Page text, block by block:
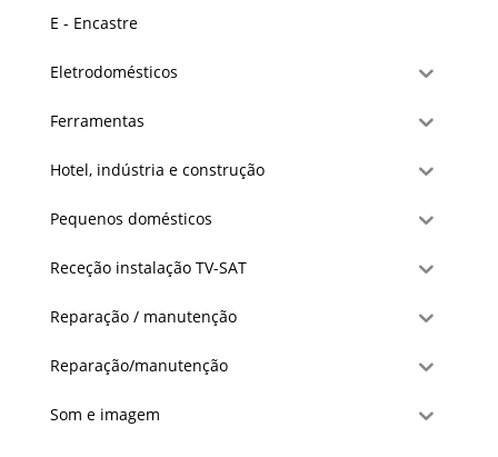
E - Encastre
Eletrodomésticos
Ferramentas
Hotel, indústria e construção
Pequenos domésticos
Receção instalação TV-SAT
Reparação / manutenção
Reparação/manutenção
Som e imagem